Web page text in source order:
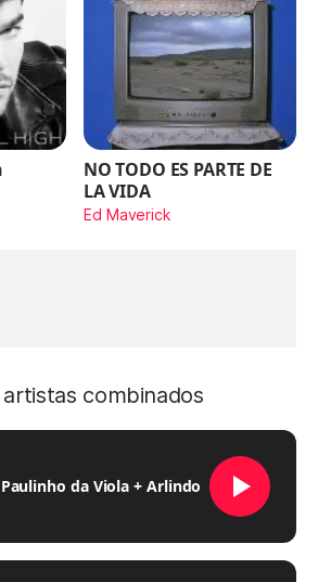
NO TODO ES PARTE DE
LA VIDA
Ed Maverick
combinados
da Viola + Arlindo